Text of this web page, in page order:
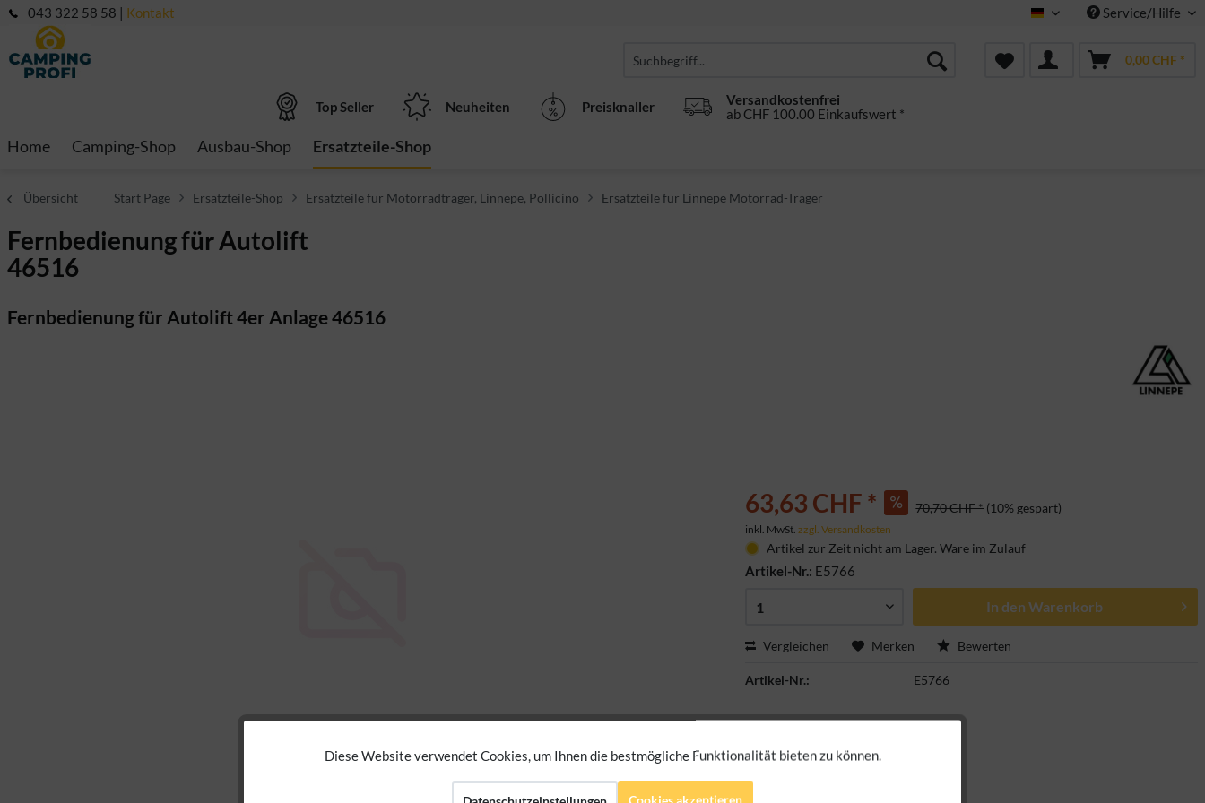
043 322 58 58 | Kontakt Deutsch Service/Hilfe
0,00 CHF *
Top Seller Neuheiten Preisknaller
Versandkostenfrei
ab CHF 100.00 Einkaufswert *
Home Camping-Shop Ausbau-Shop Ersatzteile-Shop
Übersicht Start Page Ersatzteile-Shop Ersatzteile für Motorradträger, Linnepe, Pollicino Ersatzteile für Linnepe Motorrad-Träger
Fernbedienung für Autolift
46516
Fernbedienung für Autolift 4er Anlage 46516
63,63 CHF * 70,70 CHF * (10% gespart)
inkl. MwSt.zzgl. Versandkosten
Artikel zur Zeit nicht am Lager. Ware im Zulauf
Artikel-Nr.: E5766
In den Warenkorb
Vergleichen Merken Bewerten
Artikel-Nr.: E5766
Funktionale Aktiv
Diese Website verwendet Cookies, um Ihnen die bestmögliche Funktionalität bieten zu können.
Datenschutzeinstellungen Cookies akzeptieren